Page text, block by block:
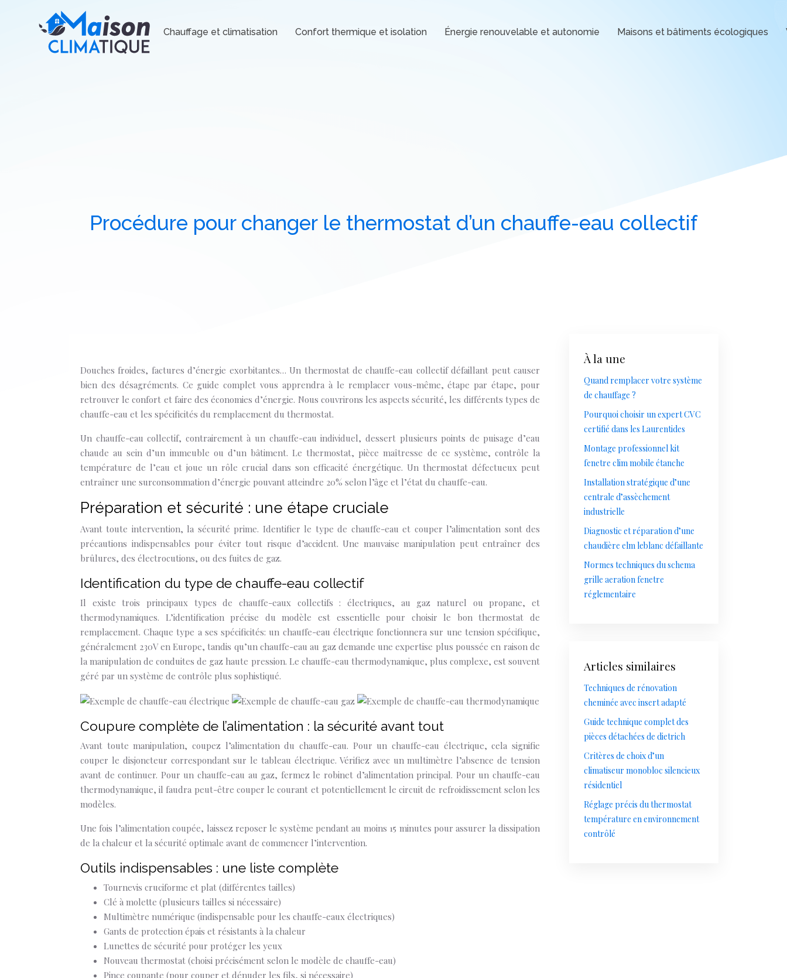
Chauffage et climatisation Confort thermique et isolation Énergie renouvelable et autonomie Maisons et bâtiments écologiques
Procédure pour changer le thermostat d’un chauffe-eau collectif
Douches froides, factures d’énergie exorbitantes… Un thermostat de chauffe-eau collectif défaillant peut causer
bien des désagréments. Ce guide complet vous apprendra à le remplacer vous-même, étape par étape, pour
retrouver le confort et faire des économies d’énergie. Nous couvrirons les aspects sécurité, les différents types de
chauffe-eau et les spécificités du remplacement du thermostat.
Un chauffe-eau collectif, contrairement à un chauffe-eau individuel, dessert plusieurs points de puisage d’eau
chaude au sein d’un immeuble ou d’un bâtiment. Le thermostat, pièce maîtresse de ce système, contrôle la
température de l’eau et joue un rôle crucial dans son efficacité énergétique. Un thermostat défectueux peut
entraîner une surconsommation d’énergie pouvant atteindre 20% selon l’âge et l’état du chauffe-eau.
Préparation et sécurité : une étape cruciale
Avant toute intervention, la sécurité prime. Identifier le type de chauffe-eau et couper l’alimentation sont des
précautions indispensables pour éviter tout risque d’accident. Une mauvaise manipulation peut entraîner des
brûlures, des électrocutions, ou des fuites de gaz.
Identification du type de chauffe-eau collectif
Il existe trois principaux types de chauffe-eaux collectifs : électriques, au gaz naturel ou propane, et
thermodynamiques. L’identification précise du modèle est essentielle pour choisir le bon thermostat de
remplacement. Chaque type a ses spécificités: un chauffe-eau électrique fonctionnera sur une tension spécifique,
généralement 230V en Europe, tandis qu’un chauffe-eau au gaz demande une expertise plus poussée en raison de
la manipulation de conduites de gaz haute pression. Le chauffe-eau thermodynamique, plus complexe, est souvent
géré par un système de contrôle plus sophistiqué.
Coupure complète de l’alimentation : la sécurité avant tout
Avant toute manipulation, coupez l’alimentation du chauffe-eau. Pour un chauffe-eau électrique, cela signifie
couper le disjoncteur correspondant sur le tableau électrique. Vérifiez avec un multimètre l’absence de tension
avant de continuer. Pour un chauffe-eau au gaz, fermez le robinet d’alimentation principal. Pour un chauffe-eau
thermodynamique, il faudra peut-être couper le courant et potentiellement le circuit de refroidissement selon les
modèles.
Une fois l’alimentation coupée, laissez reposer le système pendant au moins 15 minutes pour assurer la dissipation
de la chaleur et la sécurité optimale avant de commencer l’intervention.
Outils indispensables : une liste complète
Tournevis cruciforme et plat (différentes tailles)
Clé à molette (plusieurs tailles si nécessaire)
Multimètre numérique (indispensable pour les chauffe-eaux électriques)
Gants de protection épais et résistants à la chaleur
Lunettes de sécurité pour protéger les yeux
Nouveau thermostat (choisi précisément selon le modèle de chauffe-eau)
Pince coupante (pour couper et dénuder les fils, si nécessaire)
À la une
Quand remplacer votre système
de chauffage ?
Pourquoi choisir un expert CVC
certifié dans les Laurentides
Montage professionnel kit
fenetre clim mobile étanche
Installation stratégique d’une
centrale d’assèchement
industrielle
Diagnostic et réparation d’une
chaudière elm leblanc défaillante
Normes techniques du schema
grille aeration fenetre
réglementaire
Articles similaires
Techniques de rénovation
cheminée avec insert adapté
Guide technique complet des
pièces détachées de dietrich
Critères de choix d’un
climatiseur monobloc silencieux
résidentiel
Réglage précis du thermostat
température en environnement
contrôlé